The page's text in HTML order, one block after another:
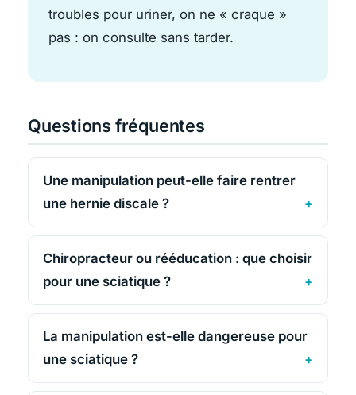
troubles pour uriner, on ne « craque »
pas : on consulte sans tarder.
Questions fréquentes
Une manipulation peut-elle faire rentrer
une hernie discale ?
Chiropracteur ou rééducation : que choisir
pour une sciatique ?
La manipulation est-elle dangereuse pour
une sciatique ?